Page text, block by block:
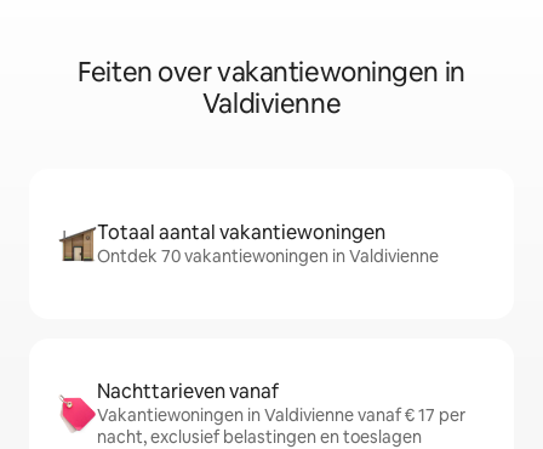
Feiten over vakantiewoningen in
Valdivienne
Totaal aantal vakantiewoningen
Ontdek 70 vakantiewoningen in Valdivienne
Nachttarieven vanaf
Vakantiewoningen in Valdivienne vanaf € 17 per
nacht, exclusief belastingen en toeslagen